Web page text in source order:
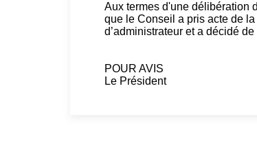
Aux termes d'une délibération
que le Conseil a pris acte de
d’administrateur et a décidé
POUR AVIS
Le Président